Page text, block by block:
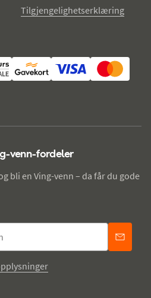
Tilgjengelighetserklæring
venn-fordeler
bli en Ving-venn – da får du gode